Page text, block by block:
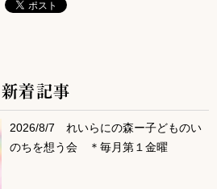
新着記事
2026/8/7 れいらにの森ー子どものい
のちを想う会 ＊毎月第１金曜